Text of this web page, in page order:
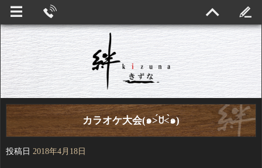
カラオケ大会(๑˃́ꇴ˂̀๑)
投稿日 2018年4月18日